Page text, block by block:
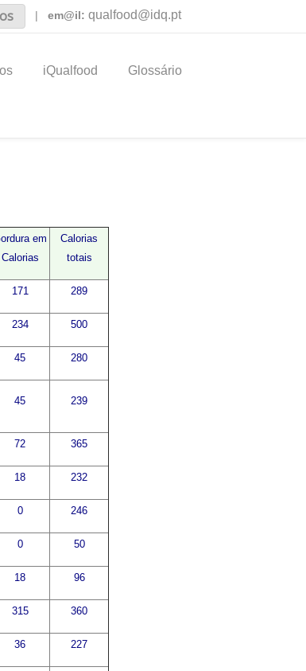
| em@il: qualfood@idq.pt
iQualfood Glossário
em
Calorias
Calorias
totais
171 289
234 500
45 280
45 239
72 365
18 232
0 246
0 50
18 96
315 360
36 227